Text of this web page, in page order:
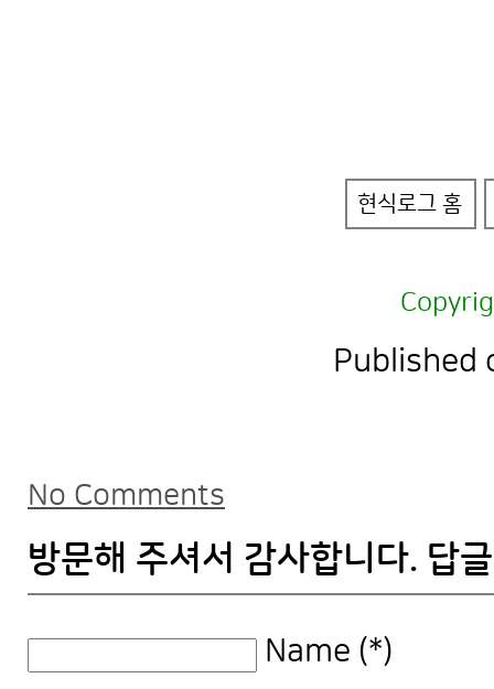
현식로그 홈
Published
No Comments
방문해 주셔서 감사합니다. 답
Name (*)